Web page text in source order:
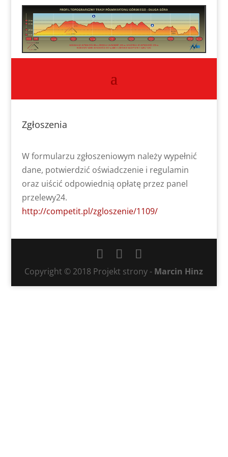
Zgłoszenia
W formularzu zgłoszeniowym należy wypełnić
dane, potwierdzić oświadczenie i regulamin
oraz uiścić odpowiednią opłatę przez panel
przelewy24.
http://competit.pl/zgloszenie/1109/
Copyright © 2018 Projekt strony - Marcin Hinz